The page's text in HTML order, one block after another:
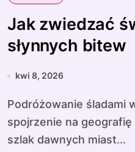
Jak zwiedzać
słynnych bitew
kwi 8, 2026
Podróżowanie śladami wielkich potyczek zmienia
spojrzenie na
szlak dawnych miast...